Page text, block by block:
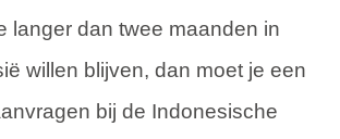
langer dan twee maanden in
willen blijven, dan moet je een
bij de Indonesische